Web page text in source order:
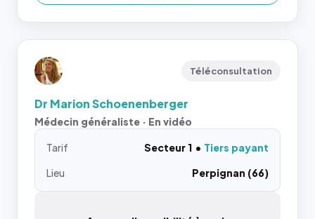
Téléconsultation
Dr Marion Schoenenberger
Médecin généraliste · En vidéo
Tarif Secteur 1
Tiers payant
Lieu
Perpignan (66)